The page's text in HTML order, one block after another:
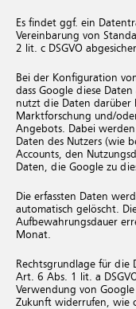
Es findet ggf. ein
Vereinbarung von
2 lit. c DSGVO
Bei der Konfiguration
dass Google diese
nutzt die Daten darüber
Marktforschung und/
Angebots. Dabei
Daten des Nutzers (wie
Accounts, den
Daten, die Google zu
Die erfassten Daten
automatisch gelöscht.
Aufbewahrungsdauer
Monat.
Rechtsgrundlage für die
Art. 6 Abs. 1 lit. a
Verwendung von
Zukunft widerrufen, wie